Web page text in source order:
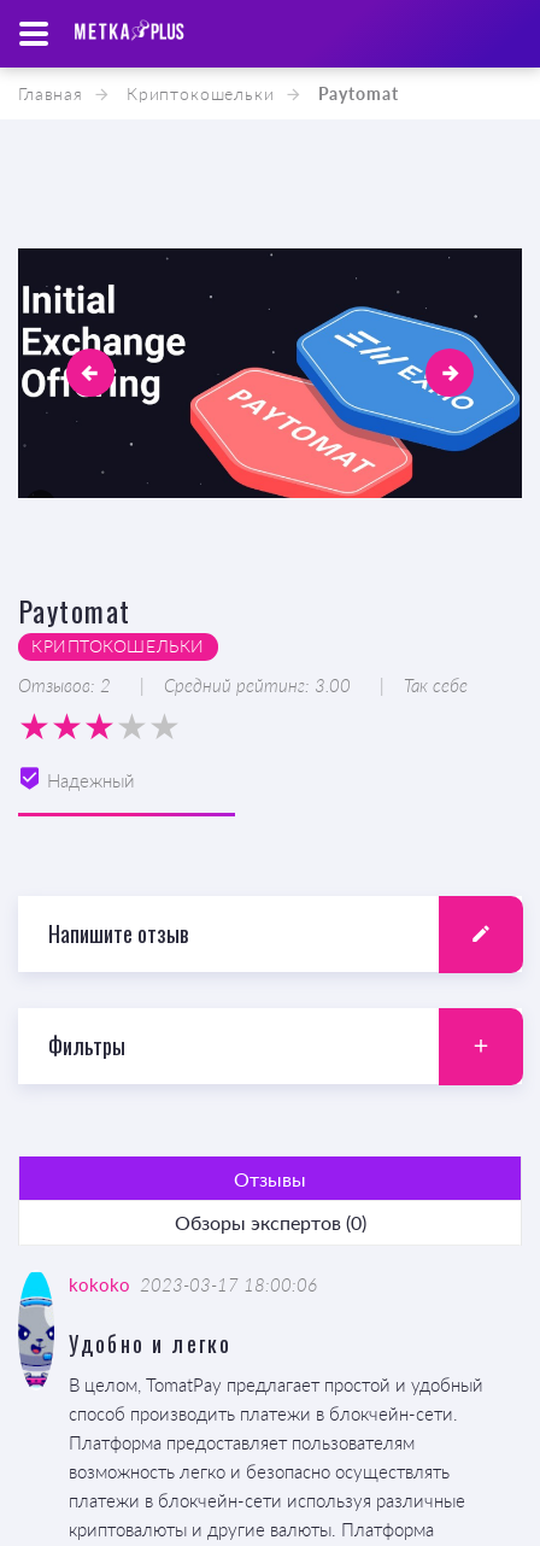
Главная Криптокошельки Paytomat
Paytomat
КРИПТОКОШЕЛЬКИ
Отзывов: 2 Средний рейтинг: 3.00 Так себе
Надежный
Напишите отзыв
Фильтры
Отзывы
Обзоры экспертов (0)
kokoko 2023-03-17 18:00:06
Удобно и легко
В целом, TomatPay предлагает простой и удобный
способ производить платежи в блокчейн-сети.
Платформа предоставляет пользователям
возможность легко и безопасно осуществлять
платежи в блокчейн-сети используя различные
криптовалюты и другие валюты. Платформа